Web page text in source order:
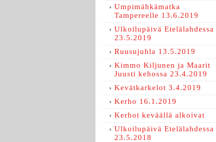
Umpimähkämatka
Tampereelle 13.6.2019
Ulkoilupäivä Etelälahdessa
23.5.2019
Ruusujuhla 13.5.2019
Kimmo Kiljunen ja Maarit
Juusti kehossa 23.4.2019
Kevätkarkelot 3.4.2019
Kerho 16.1.2019
Kerhot keväällä alkoivat
Ulkoilupäivä Etelälahdessa
23.5.2018